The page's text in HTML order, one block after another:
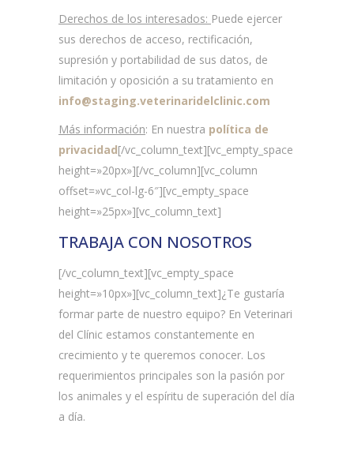
Derechos de los interesados: Puede ejercer
sus derechos de acceso, rectificación,
supresión y portabilidad de sus datos, de
limitación y oposición a su tratamiento en
info@staging.veterinaridelclinic.com
Más información: En nuestra política de
privacidad[/vc_column_text][vc_empty_space
height=»20px»][/vc_column][vc_column
offset=»vc_col-lg-6″][vc_empty_space
height=»25px»][vc_column_text]
TRABAJA CON NOSOTROS
[/vc_column_text][vc_empty_space
height=»10px»][vc_column_text]¿Te gustaría
formar parte de nuestro equipo? En Veterinari
del Clínic estamos constantemente en
crecimiento y te queremos conocer. Los
requerimientos principales son la pasión por
los animales y el espíritu de superación del día
a día.